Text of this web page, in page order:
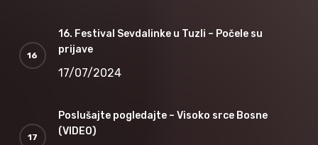
16. Festival Sevdalinke u Tuzli – Počele su
prijave
17/07/2024
Poslušajte pogledajte – Visoko srce Bosne
(VIDEO)